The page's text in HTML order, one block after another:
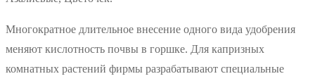
Многократное длительное внесение одного вида удобрения
меняют кислотность почвы в горшке. Для капризных
комнатных растений фирмы разрабатывают специальные